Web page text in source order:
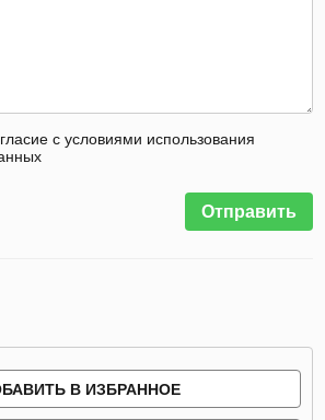
с условиями использования
Отправить
В ИЗБРАННОЕ